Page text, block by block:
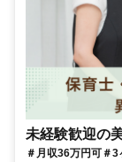
未経験歓迎の
＃月収36万円可＃